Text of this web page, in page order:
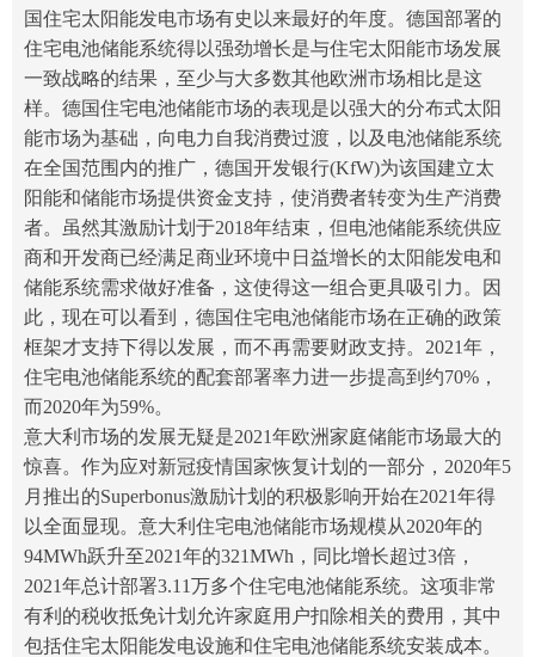
国住宅太阳能发电市场有史以来最好的年度。德国部署的
住宅电池储能系统得以强劲增长是与住宅太阳能市场发展
一致战略的结果，至少与大多数其他欧洲市场相比是这
样。德国住宅电池储能市场的表现是以强大的分布式太阳
能市场为基础，向电力自我消费过渡，以及电池储能系统
在全国范围内的推广，德国开发银行(KfW)为该国建立太
阳能和储能市场提供资金支持，使消费者转变为生产消费
者。虽然其激励计划于2018年结束，但电池储能系统供应
商和开发商已经满足商业环境中日益增长的太阳能发电和
储能系统需求做好准备，这使得这一组合更具吸引力。因
此，现在可以看到，德国住宅电池储能市场在正确的政策
框架才支持下得以发展，而不再需要财政支持。2021年，
住宅电池储能系统的配套部署率力进一步提高到约70%，
而2020年为59%。
意大利市场的发展无疑是2021年欧洲 家庭储能市场最大的
惊喜。作为应对新冠疫情国家恢复计划的一部分，2020年5
月推出的Superbonus激励计划的积极影响开始在2021年得
以全面显现。意大利住宅电池储能市场规模从2020年的
94MWh跃升至2021年的321MWh，同比增长超过3倍，
2021年总计部署3.11万多个住宅电池储能系统。这项非常
有利的税收抵免计划允许家庭用户扣除相关的费用，其中
包括住宅太阳能发电设施和住宅电池储能系统安装成本。